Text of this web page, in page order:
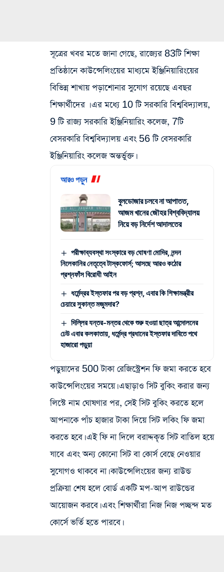
সূত্রের খবর মতে জানা গেছে, রাজ্যের 83টি শিক্ষা
প্রতিষ্ঠানে কাউন্সেলিংয়ের মাধ্যমে ইঞ্জিনিয়ারিংয়ের
বিভিন্ন শাখায় পড়াশোনার সুযোগ রয়েছে এবছর
শিক্ষার্থীদের । এর মধ্যে 10 টি সরকারি বিশ্ববিদ্যালয়,
9 টি রাজ্য সরকারি ইঞ্জিনিয়ারিং কলেজ, 7টি
বেসরকারি বিশ্ববিদ্যালয় এবং 56 টি বেসরকারি
ইঞ্জিনিয়ারিং কলেজ অন্তর্ভুক্ত।
আরও পড়ুন
বুলডোজার চলবে না আপাতত,
আজম খানের জৌহর বিশ্ববিদ্যালয়
নিয়ে বড় নির্দেশ আদালতের
পরীক্ষাব্যবস্থা সংস্কারে বড় ঘোষণা মোদির, নন্দন
নিলেকানির নেতৃত্বে টাস্কফোর্স; আসছে আরও কঠোর
প্রশ্নফাঁস বিরোধী আইন
ধর্মেন্দ্রর ইস্তফার পর বড় প্রশ্ন, এবার কি শিক্ষামন্ত্রীর
চেয়ারে সুকান্ত মজুমদার?
দিল্লির যন্তর-মন্তর থেকে শুরু হওয়া ছাত্র আন্দোলনের
ঢেউ এবার কলকাতায়, ধর্মেন্দ্র প্রধানের ইস্তফার দাবিতে পথে
হাজারো পড়ুয়া
পড়ুয়াদের 500 টাকা রেজিস্ট্রেশন ফি জমা করতে হবে
কাউন্সেলিংয়ের সময়ে। এছাড়াও সিট‌ বুকিং করার জন্য
লিস্টে নাম ঘোষণার পর, সেই সিট‌ বুকিং করতে হলে
আপনাকে পাঁচ হাজার টাকা দিয়ে সিট লকিং ফি জমা
করতে হবে। এই ফি না দিলে বরাদ্দকৃত সিট‌ বাতিল হয়ে
যাবে এবং অন্য কোনো সিট‌ বা কোর্স বেছে নেওয়ার
সুযোগও থাকবে না। কাউন্সেলিংয়ের জন্য রাউন্ড
প্রক্রিয়া শেষ হলে বোর্ড একটি মপ-আপ রাউন্ডের
আয়োজন করবে। এবং শিক্ষার্থীরা নিজ নিজ পচ্ছন্দ মত
কোর্সে ভর্তি হতে পারবে।